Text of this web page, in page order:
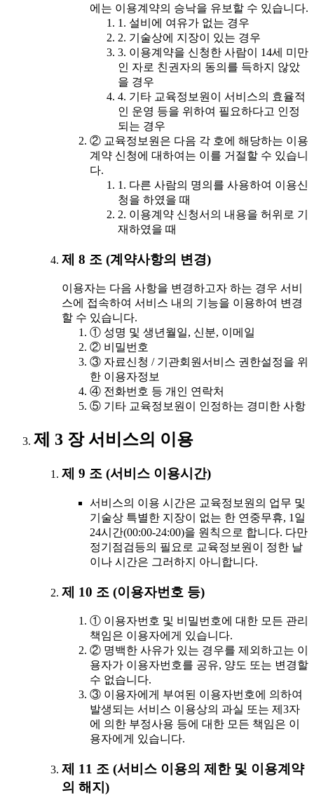
에는 이용계약의 승낙을 유보할 수 있습니다.
1. 설비에 여유가 없는 경우
2. 기술상에 지장이 있는 경우
3. 이용계약을 신청한 사람이 14세 미만
인 자로 친권자의 동의를 득하지 않았
을 경우
4. 기타 교육정보원이 서비스의 효율적
인 운영 등을 위하여 필요하다고 인정
되는 경우
② 교육정보원은 다음 각 호에 해당하는 이용
계약 신청에 대하여는 이를 거절할 수 있습니
다.
1. 다른 사람의 명의를 사용하여 이용신
청을 하였을 때
2. 이용계약 신청서의 내용을 허위로 기
재하였을 때
제 8 조 (계약사항의 변경)
이용자는 다음 사항을 변경하고자 하는 경우 서비
스에 접속하여 서비스 내의 기능을 이용하여 변경
할 수 있습니다.
① 성명 및 생년월일, 신분, 이메일
② 비밀번호
③ 자료신청 / 기관회원서비스 권한설정을 위
한 이용자정보
④ 전화번호 등 개인 연락처
⑤ 기타 교육정보원이 인정하는 경미한 사항
제 3 장 서비스의 이용
제 9 조 (서비스 이용시간)
서비스의 이용 시간은 교육정보원의 업무 및
기술상 특별한 지장이 없는 한 연중무휴, 1일
24시간(00:00-24:00)을 원칙으로 합니다. 다만
정기점검등의 필요로 교육정보원이 정한 날
이나 시간은 그러하지 아니합니다.
제 10 조 (이용자번호 등)
① 이용자번호 및 비밀번호에 대한 모든 관리
책임은 이용자에게 있습니다.
② 명백한 사유가 있는 경우를 제외하고는 이
용자가 이용자번호를 공유, 양도 또는 변경할
수 없습니다.
③ 이용자에게 부여된 이용자번호에 의하여
발생되는 서비스 이용상의 과실 또는 제3자
에 의한 부정사용 등에 대한 모든 책임은 이
용자에게 있습니다.
제 11 조 (서비스 이용의 제한 및 이용계약
의 해지)